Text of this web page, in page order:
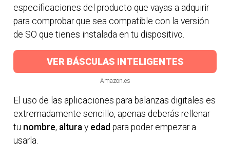
especificaciones del producto que vayas a adquirir
para comprobar que sea compatible con la versión
de SO que tienes instalada en tu dispositivo.
VER BÁSCULAS INTELIGENTES
Amazon.es
El uso de las aplicaciones para balanzas digitales es
extremadamente sencillo, apenas deberás rellenar
tu nombre, altura y edad para poder empezar a
usarla.